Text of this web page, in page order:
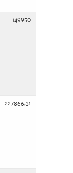
149950
227866,31